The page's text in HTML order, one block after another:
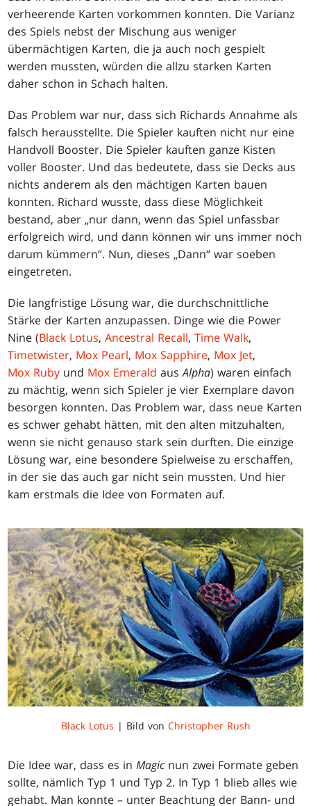
verheerende Karten vorkommen konnten. Die Varianz
des Spiels nebst der Mischung aus weniger
übermächtigen Karten, die ja auch noch gespielt
werden mussten, würden die allzu starken Karten
daher schon in Schach halten.
Das Problem war nur, dass sich Richards Annahme als
falsch herausstellte. Die Spieler kauften nicht nur eine
Handvoll Booster. Die Spieler kauften ganze Kisten
voller Booster. Und das bedeutete, dass sie Decks aus
nichts anderem als den mächtigen Karten bauen
konnten. Richard wusste, dass diese Möglichkeit
bestand, aber „nur dann, wenn das Spiel unfassbar
erfolgreich wird, und dann können wir uns immer noch
darum kümmern“. Nun, dieses „Dann“ war soeben
eingetreten.
Die langfristige Lösung war, die durchschnittliche
Stärke der Karten anzupassen. Dinge wie die Power
Nine (Black Lotus,Ancestral Recall,Time Walk,
Timetwister, Mox Pearl, Mox Sapphire, Mox Jet,
Mox Ruby und Mox Emerald ausAlpha) waren einfach
zu mächtig, wenn sich Spieler je vier Exemplare davon
besorgen konnten. Das Problem war, dass neue Karten
es schwer gehabt hätten, mit den alten mitzuhalten,
wenn sie nicht genauso stark sein durften. Die einzige
Lösung war, eine besondere Spielweise zu erschaffen,
in der sie das auch gar nicht sein mussten. Und hier
kam erstmals die Idee von Formaten auf.
Black Lotus | Bild von Christopher Rush
Die Idee war, dass es inMagic nun zwei Formate geben
sollte, nämlich Typ 1 und Typ 2. In Typ 1 blieb alles wie
gehabt. Man konnte – unter Beachtung der Bann- und